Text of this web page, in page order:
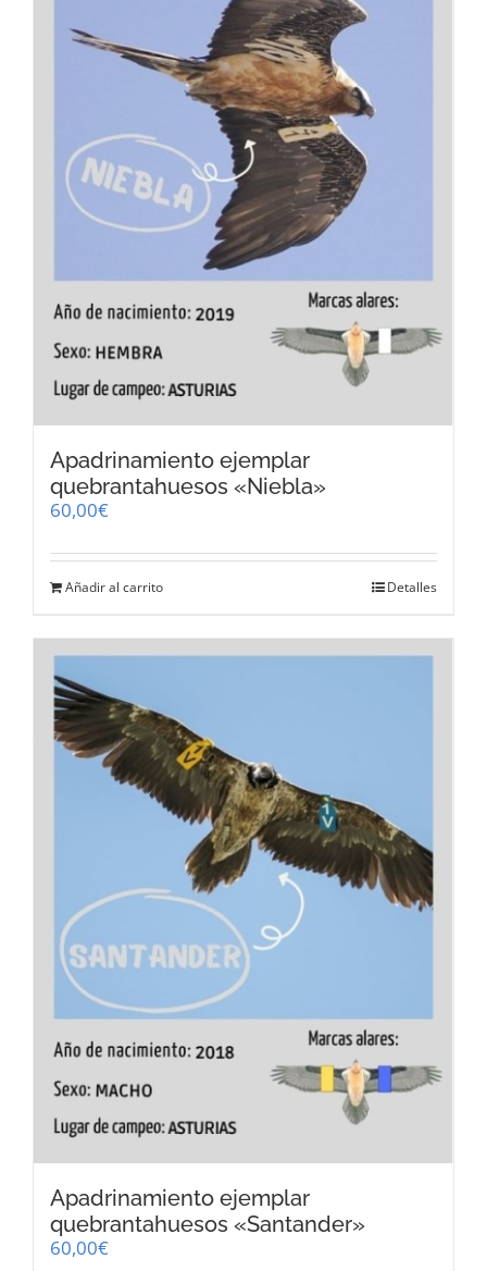
Apadrinamiento ejemplar
quebrantahuesos «Niebla»
60,00€
Añadir al carrito Detalles
Apadrinamiento ejemplar
quebrantahuesos «Santander»
60,00€